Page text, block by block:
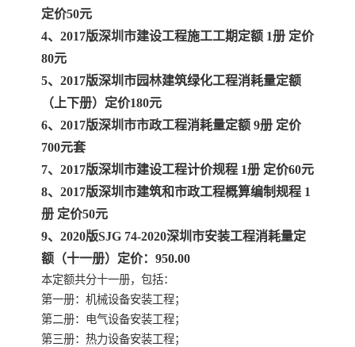
定价50元
4、2017版深圳市建设工程施工工期定额 1册 定价
80元
5、2017版深圳市园林建筑绿化工程消耗量定额
（上下册）定价180元
6、2017版深圳市市政工程消耗量定额 9册 定价
700元套
7、2017版深圳市建设工程计价规程 1册 定价60元
8、2017版深圳市建筑和市政工程概算编制规程 1
册 定价50元
9、2020版SJG 74-2020深圳市安装工程消耗量定
额（十一册）定价：950.00
本定额共分十一册，包括：
第一册：机械设备安装工程；
第二册：电气设备安装工程；
第三册：热力设备安装工程；
江苏省建设工程计价定额
四川省清单定额
云南省建设工程预算定额
陕西省水利工程概预算定 宁夏建设工程计价定额
冶金工业建设工程概算定 河北省建设工程消耗量定
天津建设工程预算定额
广东省水利水电概预算定
四川省清单计价定额